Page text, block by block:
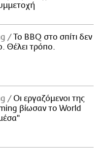
Το BBQ στο σπίτι δεν
Θέλει τρόπο.
Οι εργαζόμενοι της
βίωσαν το World